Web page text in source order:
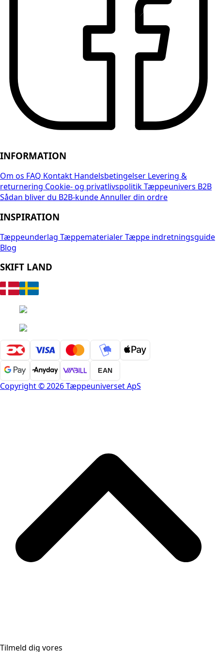
INFORMATION
Om os FAQ Kontakt Handelsbetingelser Levering &
returnering Cookie- og privatlivspolitikTæppeunivers B2B
Sådan bliver du B2B-kundeAnnuller din ordre
INSPIRATION
Tæppeunderlag TæppematerialerTæppe indretningsguide
Blog
SKIFT LAND
EAN
Copyright © 2026 Tæppeuniverset ApS
Tilmeld dig vores